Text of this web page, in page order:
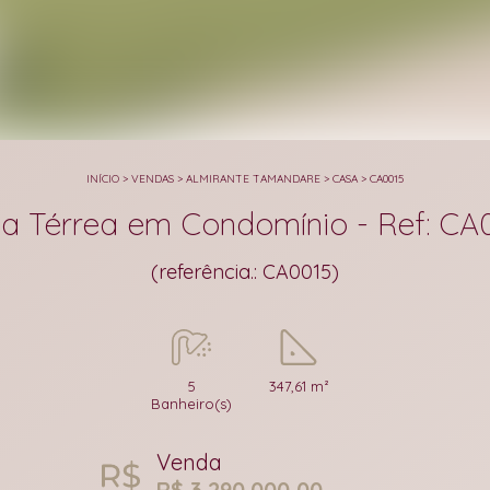
INÍCIO > VENDAS > ALMIRANTE TAMANDARE > CASA > CA0015
Térrea em Condomínio - Ref:
(referência.: CA0015)
5
Banheiro(s)
347,61 m²
Venda